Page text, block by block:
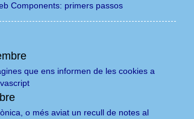
Components: primers passos
que ens informen de les cookies a
o més aviat un recull de notes al